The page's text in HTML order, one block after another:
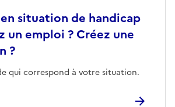
situation de handicap
un emploi ? Créez une
?
qui correspond à votre situation.